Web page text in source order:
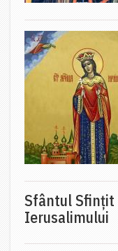
Sfântul Sfinţit
Ierusalimului